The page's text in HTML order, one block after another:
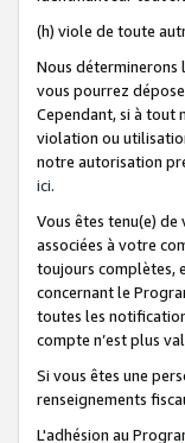
(h) viole de toute
Nous déterminerons
vous pourrez
Cependant, si à tout
violation ou
notre autorisation
ici.
Vous êtes tenu(e)
associées à votre
toujours complètes,
concernant le
toutes les
compte n’est plus
Si vous êtes une
renseignements
L'adhésion au